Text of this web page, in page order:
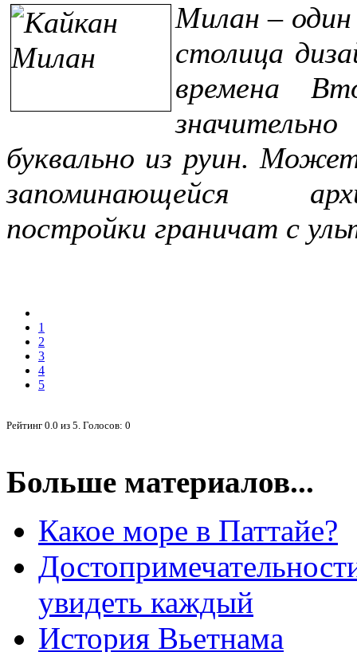
Милан – один
столица
времена
буквально из руин.
запоминающейся
постройки граничат с
1
2
3
4
5
Рейтинг 0.0 из 5. Голосов: 0
Больше материалов...
Какое море в Паттайе?
увидеть каждый
История Вьетнама